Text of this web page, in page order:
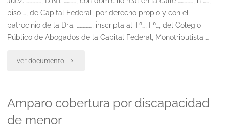
26.77incons.
2014"
piso …, de Capital Federal, por derecho propio y con el
patrocinio de la Dra. ……………, inscripta al Tº…, Fº…, del Colegio
Público de Abogados de la Capital Federal, Monotributista …
ver documento "Amparo
medida
Amparo cobertura por discapacidad
de menor